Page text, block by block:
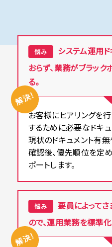
悩み
システム運用
おらず、業務がブラック
る。
解決!
お客様にヒアリングを
するために必要なドキ
現状のドキュメント有
確認後、優先順位を定
ポートします。
悩み
要員によって
ので、運用業務を標準化
解決!